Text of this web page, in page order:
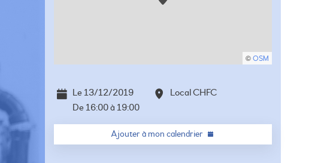
© OSM
Le 13/12/2019
De 16:00à 19:00
Local CHFC
Ajouter à mon calendrier